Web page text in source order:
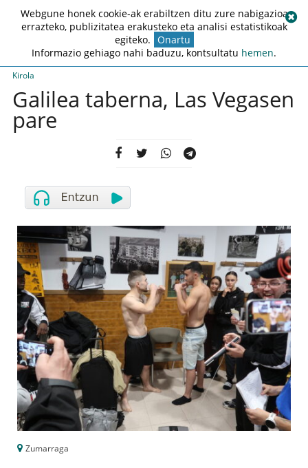
Kirola
Galilea taberna, Las Vegasen
pare
Zumarraga
Webgune honek cookie-ak erabiltzen ditu zure nabigazioa
errazteko, publizitatea erakusteko eta analisi estatistikoak
egiteko. Onartu
Informazio gehiago nahi baduzu, kontsultatu hemen.